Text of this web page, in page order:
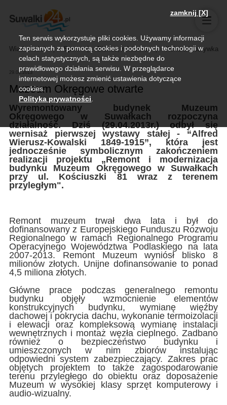
Wiadomości Sport Biznes, rolnictwo Kultura i rozrywka
29.04.2013
Muzeum Okręgowe otwarte
Wyremontowany budynek Muzeum
Okręgowego w Suwałkach rozpoczyna
działalność. Dziś (29.04.2013r.) odbył się
wernisaż pierwszej wystawy stałej - “Alfred
Wierusz-Kowalski 1849-1915”, która jest
jednocześnie symbolicznym zakończeniem
realizacji projektu „Remont i modernizacja
budynku Muzeum Okręgowego w Suwałkach
przy ul. Kościuszki 81 wraz z terenem
przyległym".
Remont muzeum trwał dwa lata i był do
dofinansowany z Europejskiego Funduszu Rozwoju
Regionalnego w ramach Regionalnego Programu
Operacyjnego Województwa Podlaskiego na lata
2007-2013. Remont Muzeum wyniósł blisko 8
milionów złotych. Unijne dofinansowanie to ponad
4,5 miliona złotych.
Główne prace podczas generalnego remontu
budynku objęły wzmocnienie elementów
konstrukcyjnych budynku, wymianę więźby
dachowej i pokrycia dachu, wykonanie termoizolacji
i elewacji oraz kompleksową wymianę instalacji
wewnętrznych i montaż węzła cieplnego. Zadbano
również o bezpieczeństwo budynku i
umieszczonych w nim zbiorów instalując
odpowiedni system zabezpieczający. Zakres prac
objętych projektem to także zagospodarowanie
terenu przyległego do obiektu oraz doposażenie
Muzeum w wysokiej klasy sprzęt komputerowy i
audio-wizualny.
zamknij [X]
Ten serwis wykorzystuje pliki cookies. Używamy informacji
zapisanych za pomocą cookies i podobnych technologii w
celach statystycznych, są także niezbędne do
prawidłowego działania serwisu. W przeglądarce
internetowej możesz zmienić ustawienia dotyczące
cookies.
Polityka prywatności